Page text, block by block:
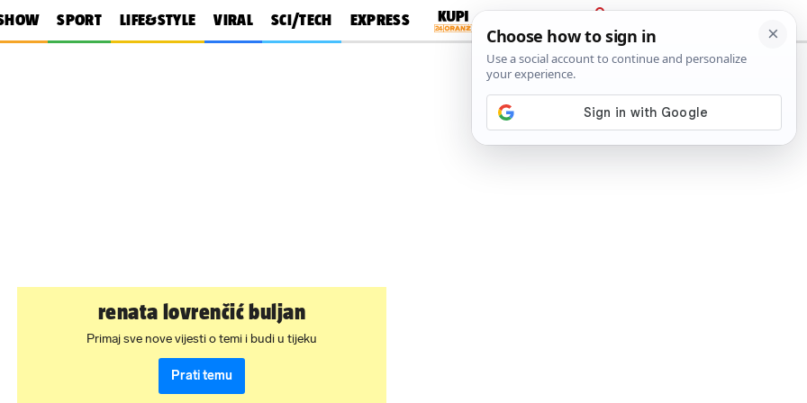
SPORT LIFE&STYLE VIRAL SCI/TECH EXPRESS
PRIJAVA
renata lovrenčić buljan
Primaj sve nove vijesti o temi i budi u tijeku
Prati temu